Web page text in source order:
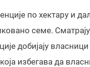
по хектару и
семе.
добијају власници
избегава да